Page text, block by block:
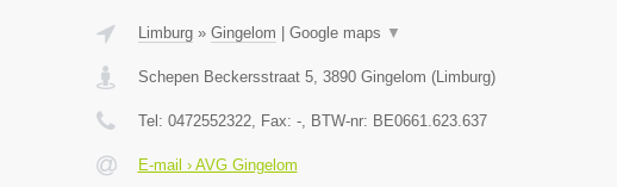
Limburg» Gingelom Google maps ▼
Schepen Beckersstraat 5, 3890 Gingelom (Limburg)
Tel: 0472552322, Fax: -, BTW-nr: BE0661.623.637
E-mail › AVG Gingelom